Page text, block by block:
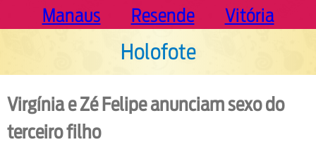
Manaus
Resende Vitória
Holofote
Virgínia e Zé Felipe anunciam sexo do
terceiro filho